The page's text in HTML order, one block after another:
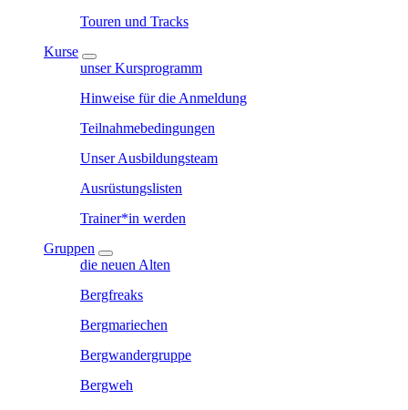
Touren und Tracks
Kurse
unser Kursprogramm
Hinweise für die Anmeldung
Teilnahmebedingungen
Unser Ausbildungsteam
Ausrüstungslisten
Trainer*in werden
Gruppen
die neuen Alten
Bergfreaks
Bergmariechen
Bergwandergruppe
Bergweh